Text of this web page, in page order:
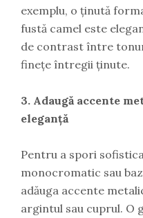
exemplu, o ținută
fustă camel este
de contrast între
finețe întregii ținute.
3. Adaugă accente
eleganță
Pentru a spori
monocromatic sau
adăuga accente
argintul sau cuprul. O